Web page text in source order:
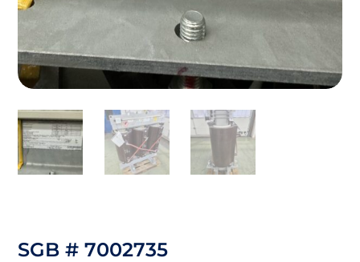
SGB # 7002735